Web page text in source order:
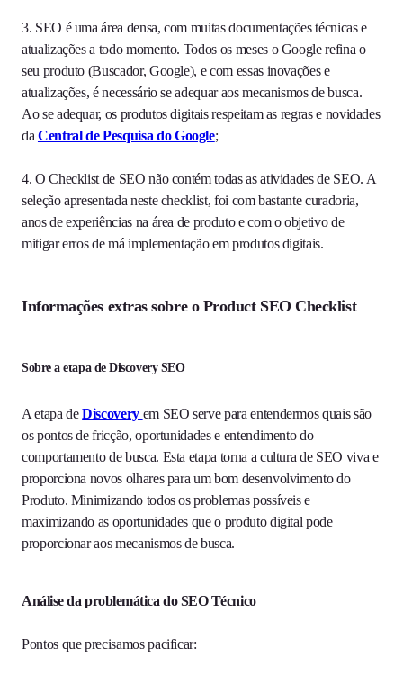
3. SEO é uma área densa, com muitas documentações técnicas e
atualizações a todo momento. Todos os meses o Google refina o
seu produto (Buscador, Google), e com essas inovações e
atualizações, é necessário se adequar aos mecanismos de busca.
Ao se adequar, os produtos digitais respeitam as regras e novidades
da Central de Pesquisa do Google;
4. O Checklist de SEO não contém todas as atividades de SEO. A
seleção apresentada neste checklist, foi com bastante curadoria,
anos de experiências na área de produto e com o objetivo de
mitigar erros de má implementação em produtos digitais.
Informações extras sobre o Product SEO Checklist
Sobre a etapa de Discovery SEO
A etapa deDiscovery em SEO serve para entendermos quais são
os pontos de fricção, oportunidades e entendimento do
comportamento de busca. Esta etapa torna a cultura de SEO viva e
proporciona novos olhares para um bom desenvolvimento do
Produto. Minimizando todos os problemas possíveis e
maximizando as oportunidades que o produto digital pode
proporcionar aos mecanismos de busca.
Análise da problemática do SEO Técnico
Pontos que precisamos pacificar: